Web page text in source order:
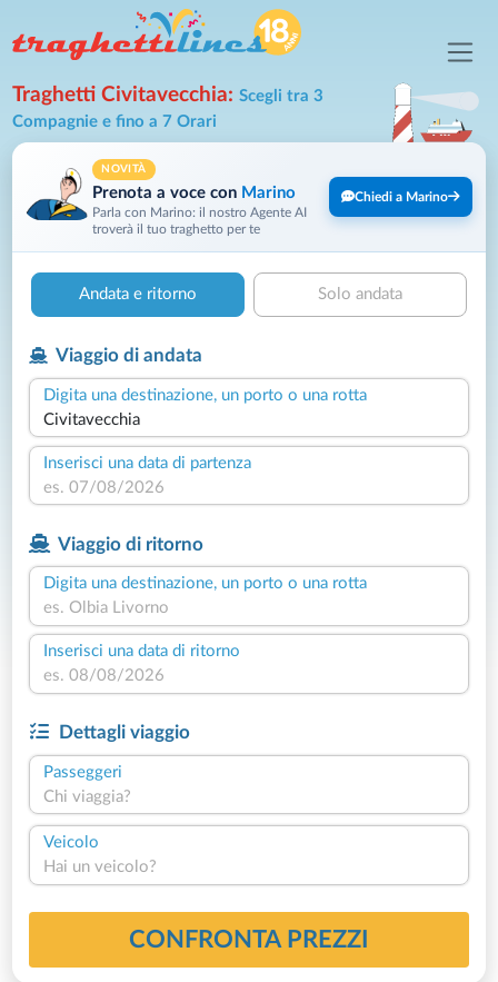
Traghetti Civitavecchia:Scegli tra 3
Compagnie e fino a 7 Orari
NOVITÀ
Prenota a voce con Marino
Parla con Marino: il nostro Agente AI
troverà il tuo traghetto per te
Chiedi a Marino
Andata e ritorno Solo andata
Viaggio di andata
Digita una destinazione, un porto o una rotta
Inserisci una data di partenza
Viaggio di ritorno
Digita una destinazione, un porto o una rotta
Inserisci una data di ritorno
Dettagli viaggio
Passeggeri
Chi viaggia?
Veicolo
Hai un veicolo?
CONFRONTA PREZZI